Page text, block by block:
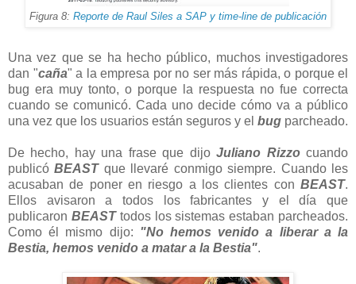
Figura 8: Reporte de Raul Siles a SAP y time-line de publicación
Una vez que se ha hecho público, muchos investigadores
dan "caña" a la empresa por no ser más rápida, o porque el
bug era muy tonto, o porque la respuesta no fue correcta
cuando se comunicó. Cada uno decide cómo va a público
una vez que los usuarios están seguros y el bug parcheado.
De hecho, hay una frase que dijoJuliano Rizzocuando
publicóBEASTque llevaré conmigo siempre. Cuando les
acusaban de poner en riesgo a los clientes con BEAST.
Ellos avisaron a todos los fabricantes y el día que
publicaron BEASTtodos los sistemas estaban parcheados.
Como él mismo dijo: "No hemos venido a liberar a la
Bestia, hemos venido a matar a la Bestia".